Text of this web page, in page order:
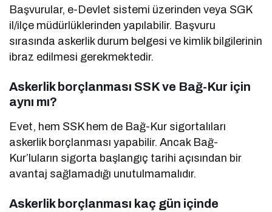
Başvurular, e-Devlet sistemi üzerinden veya SGK
il/ilçe müdürlüklerinden yapılabilir. Başvuru
sırasında askerlik durum belgesi ve kimlik bilgilerinin
ibraz edilmesi gerekmektedir.
Askerlik borçlanması SSK ve Bağ-Kur için
aynı mı?
Evet, hem SSK hem de Bağ-Kur sigortalıları
askerlik borçlanması yapabilir. Ancak Bağ-
Kur’luların sigorta başlangıç tarihi açısından bir
avantaj sağlamadığı unutulmamalıdır.
Askerlik borçlanması kaç gün içinde